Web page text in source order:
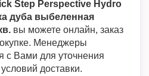
Step Perspective Hydro
дуба выбеленная
вы можете онлайн, заказ
Менеджеры
с Вами для уточнения
доставки.